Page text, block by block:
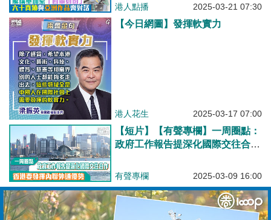
港人點播 2025-03-21 07:30
【今日網圖】發揮軟實力
港人花生 2025-03-17 07:00
【短片】【有聲專欄】一周圈點：
政府工作報告提深化國際交往合作
有聲專欄 2025-03-09 16:00